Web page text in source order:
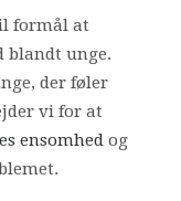
formål at
blandt unge.
der føler
vi for at
ensomhed og